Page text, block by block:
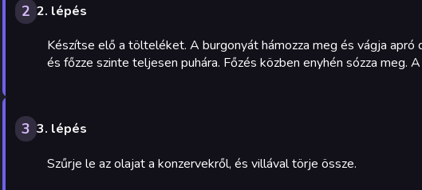
2 2. lépés
Készítse elő a tölteléket. A burgonyát hámozza meg és vágja apró
és főzze szinte teljesen puhára. Főzés közben enyhén sózza meg.
3 3. lépés
Szűrje le az olajat a konzervekről, és villával törje össze.